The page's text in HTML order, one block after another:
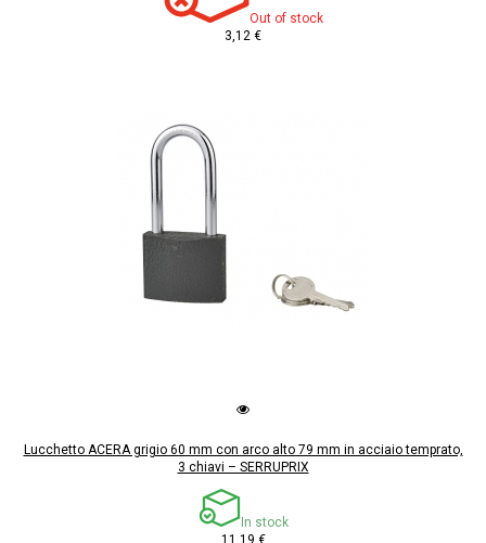
Out of stock
3,12 €
Lucchetto ACERA grigio 60 mm con arco alto 79 mm in acciaio temprato,
3 chiavi – SERRUPRIX
In stock
11,19 €